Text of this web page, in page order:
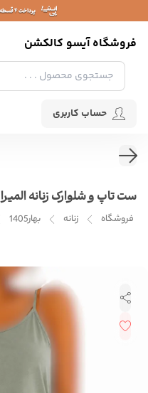
فروشگاه آیسو کالکشن
حساب کاربری
ست تاپ و شلوارک زنانه المیرا
فروشگاه زنانه بهار1405